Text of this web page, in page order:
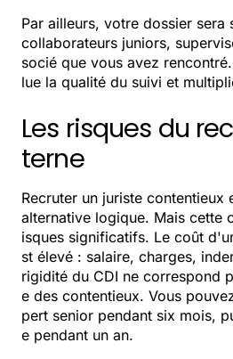
Par ailleurs, votre dossier sera
collaborateurs juniors,
socié que vous avez
lue la qualité du suivi et
Les risques du
terne
Recruter un juriste contentieux
alternative logique. Mais cette
isques significatifs. Le coût
st élevé : salaire, charges,
rigidité du CDI ne correspond
e des contentieux. Vous
pert senior pendant six mois,
e pendant un an.